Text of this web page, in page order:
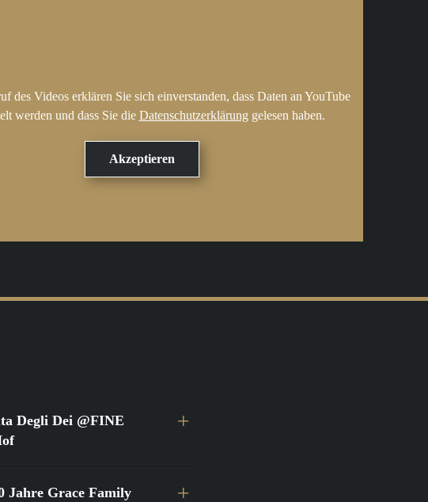
des Videos erklären Sie sich einverstanden, dass Daten an YouTube
werden und dass Sie die Datenschutzerklärung gelesen haben.
Degli Dei @FINE
Jahre Grace Family